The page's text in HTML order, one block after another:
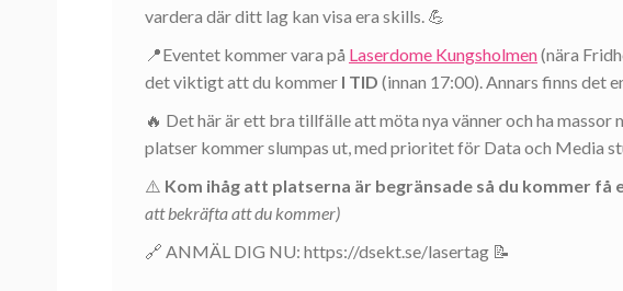
vardera där ditt lag kan visa era skills. 💪
📍Eventet kommer vara på Laserdome Kungsholmen(nära
det viktigt att du kommer I TID (innan 17:00). Annars finns det
🔥 Det här är ett bra tillfälle att möta nya vänner och ha massor
platser kommer slumpas ut, med prioritet för Data och Media
⚠️ Kom ihåg att platserna är begränsade så du kommer få
att bekräfta att du kommer)
🔗 ANMÄL DIG NU: https://dsekt.se/lasertag 📝